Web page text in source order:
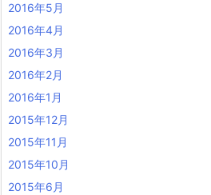
2016年5月
2016年4月
2016年3月
2016年2月
2016年1月
2015年12月
2015年11月
2015年10月
2015年6月